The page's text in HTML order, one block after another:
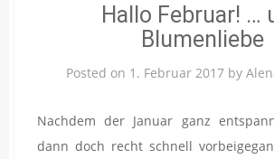
Hallo Februar! …
Blumenliebe
Posted on 1. Februar 2017 by
Nachdem der Januar ganz
dann doch recht schnell